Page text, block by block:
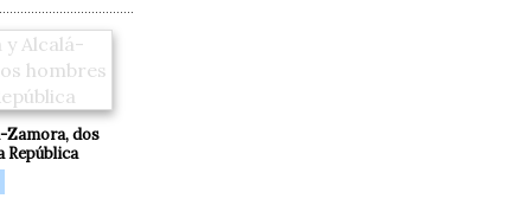
Zamora, dos
República